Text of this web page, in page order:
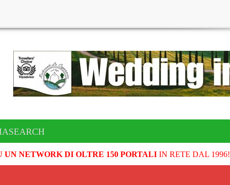
UN NETWORK DI OLTRE 150 PORTALIIN RETE DAL 1996!